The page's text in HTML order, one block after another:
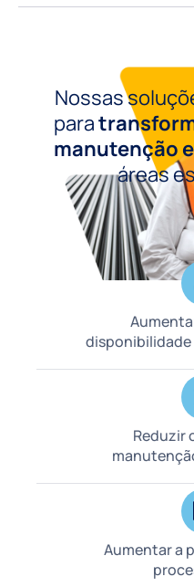
Nossas
para
manutenção
áreas
Reduzir
Aumentar a